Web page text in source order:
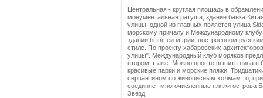
Центральная - круглая площадь в
монументальная ратуша, здание банка
улицы, одной из главных является улица
морскому причалу и Международному
здании бывшей мэрии, построенном
стиле. По проекту хабаровских
улицы". Международный клуб моряков
втором этаже. Можно просто выпить пива в
красивые парки и морские пляжи.
серпантином по живописным холмам то,
соединяет многочисленные пляжи острова
Звезд.